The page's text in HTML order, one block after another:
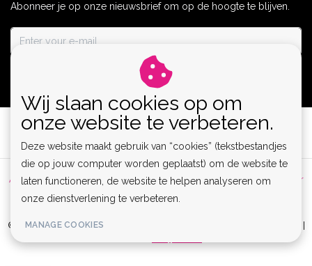
Abonneer je op onze nieuwsbrief om op de hoogte te blijven.
Algemene voorwaarden | Privacy Policy | Sitemap |
Disclaimer
RSS Feed
© Copyright 2026 - Lamor | Clubwear, Lingerie & Kinky Fashion XS-6XL |
Wij slaan cookies op om
onze website te verbeteren.
Deze website maakt gebruik van “cookies” (tekstbestandjes
die op jouw computer worden geplaatst) om de website te
laten functioneren, de website te helpen analyseren om
onze dienstverlening te verbeteren.
MANAGE COOKIES